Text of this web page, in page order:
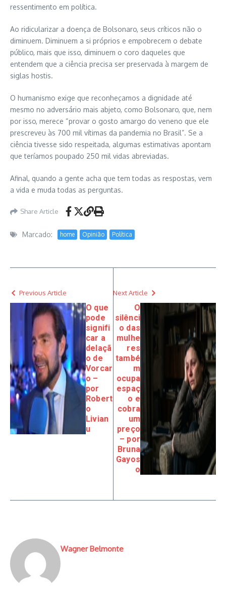
ressentimento em política.
Ao ridicularizar a doença de Bolsonaro, seus críticos não o
diminuem. Diminuem a si próprios e empobrecem o debate
público, mais que isso, diminuem o coro daqueles que
entendem que a ciência precisa ser preservada à margem de
siglas hostis.
O humanismo exige que reconheçamos a dignidade até
mesmo no adversário mais abjeto, como Bolsonaro, que, nem
por isso, merece “provar o gosto amargo do veneno que ele
prescreveu às 700 mil vítimas da pandemia no Brasil”. Se a
ciência tivesse sido respeitada, algumas estimativas apontam
que teríamos poupado 250 mil vidas abreviadas.
Afinal, quando a gente acha que tem todas as respostas, vem
a vida e muda todas as perguntas.
Share Article
Marcado: home Opinião Política
Previous Article
O que
pode
signifi
car a
delaçã
o de
Vorcar
o –
por
Robert
o
Livian
u
Next Article
O
silênci
o das
mulhe
res
també
m
ocupa
espaç
o e
cobra
um
preço
– por
Bruna
Gayos
o
Wagner Belmonte